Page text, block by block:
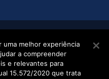
uma melhor experiência
a compreender
e relevantes para
15.572/2020 que trata